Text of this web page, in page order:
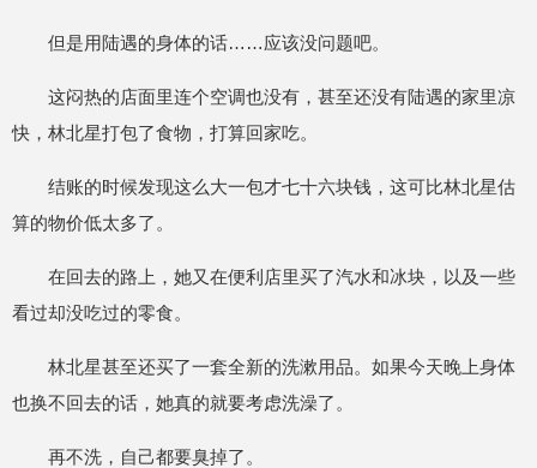
但是用陆遇的身体的话……应该没问题吧。
这闷热的店面里连个空调也没有，甚至还没有陆遇的家里凉
快，林北星打包了食物，打算回家吃。
结账的时候发现这么大一包才七十六块钱，这可比林北星估
算的物价低太多了。
在回去的路上，她又在便利店里买了汽水和冰块，以及一些
看过却没吃过的零食。
林北星甚至还买了一套全新的洗漱用品。如果今天晚上身体
也换不回去的话，她真的就要考虑洗澡了。
再不洗，自己都要臭掉了。